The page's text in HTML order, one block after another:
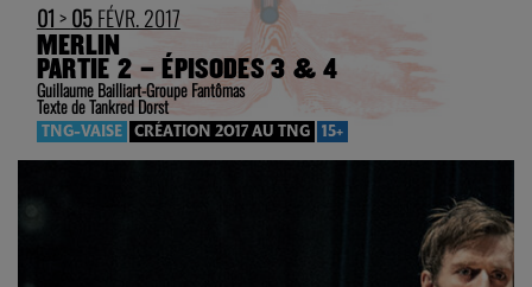
01>05FÉVR. 2017
MERLIN
PARTIE 2 – ÉPISODES 3 & 4
Guillaume Bailliart-Groupe Fantômas
Texte de Tankred Dorst
TNG-VAISE CRÉATION 2017 AU TNG 15+